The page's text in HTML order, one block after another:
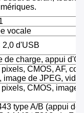
vocale
2,0 d'USB
de charge, appui
CMOS, AF,
image de JPEG,
CMOS, image
type A/B (appui de